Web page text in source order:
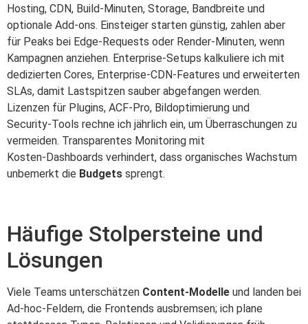
Hosting, CDN, Build‑Minuten, Storage, Bandbreite und
optionale Add‑ons. Einsteiger starten günstig, zahlen aber
für Peaks bei Edge‑Requests oder Render‑Minuten, wenn
Kampagnen anziehen. Enterprise‑Setups kalkuliere ich mit
dedizierten Cores, Enterprise‑CDN‑Features und erweiterten
SLAs, damit Lastspitzen sauber abgefangen werden.
Lizenzen für Plugins, ACF‑Pro, Bildoptimierung und
Security‑Tools rechne ich jährlich ein, um Überraschungen zu
vermeiden. Transparentes Monitoring mit
Kosten‑Dashboards verhindert, dass organisches Wachstum
unbemerkt die Budgets sprengt.
Häufige Stolpersteine und
Lösungen
Viele Teams unterschätzen Content‑Modelle und landen bei
Ad‑hoc‑Feldern, die Frontends ausbremsen; ich plane